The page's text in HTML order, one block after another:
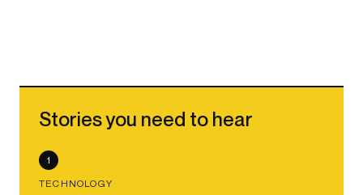
Stories you need to hear
1
TECHNOLOGY